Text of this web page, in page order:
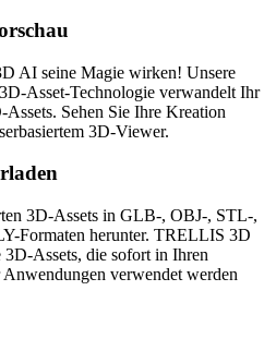
AI seine Magie wirken! Unsere
Asset-Technologie verwandelt Ihr
Sehen Sie Ihre Kreation
3D-Viewer.
3D-Assets in GLB-, OBJ-, STL-,
Formaten herunter. TRELLIS 3D
Assets, die sofort in Ihren
verwendet werden